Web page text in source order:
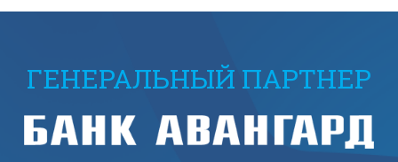
ГЕНЕРАЛЬНЫЙ ПАРТНЕР